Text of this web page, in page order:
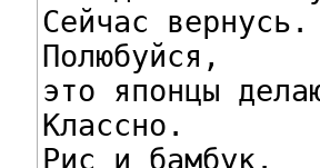
Сейчас вернусь.
Полюбуйся,
это японцы
Классно.
Рис и бамбук.